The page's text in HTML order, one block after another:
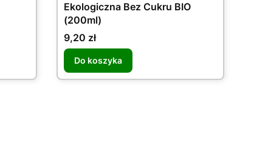
Ekologiczna Bez Cukru BIO
(200ml)
Cena
9,20 zł
Do koszyka